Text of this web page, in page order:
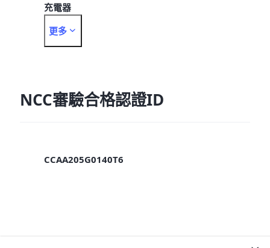
充電器
取卡針
螢幕保護貼 (出廠已貼於螢幕)
更多
NCC審驗合格認證ID
CCAA205G0140T6